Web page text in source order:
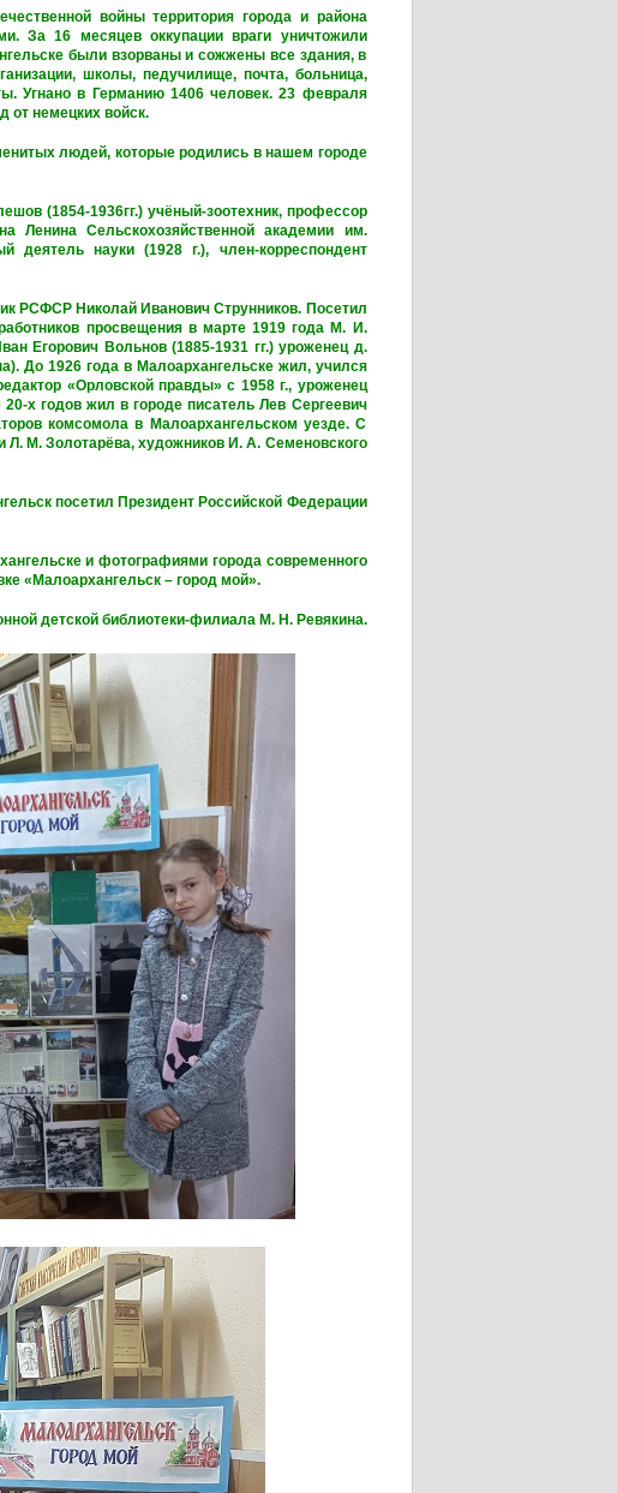
войны территория города и района
За 16 месяцев оккупации враги уничтожили
были взорваны и сожжены все здания, в
школы, педучилище, почта, больница,
Угнано в Германию 1406 человек. 23 февраля
от немецких войск.
людей, которые родились в нашем городе
(1854-1936гг.) учёный-зоотехник, профессор
Ленина Сельскохозяйственной академии им.
деятель науки (1928 г.), член-корреспондент
РСФСР Николай Иванович Струнников. Посетил
просвещения в марте 1919 года М. И.
Егорович Вольнов (1885-1931 гг.) уроженец д.
До 1926 года в Малоархангельске жил, учился
«Орловской правды» с 1958 г., уроженец
х годов жил в городе писатель Лев Сергеевич
комсомола в Малоархангельском уезде. С
Л. М. Золотарёва, художников И. А. Семеновского
посетил Президент Российской Федерации
и фотографиями города современного
«Малоархангельск – город мой».
детской библиотеки-филиала М. Н. Ревякина.